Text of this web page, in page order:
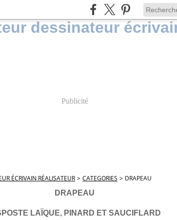
Publicité
ÉCRIVAIN RÉALISATEUR > CATEGORIES > DRAPEAU
DRAPEAU
LAÏQUE, PINARD ET SAUCIFLARD